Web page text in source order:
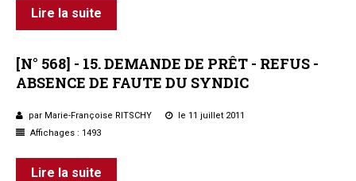
Lire la suite
[N° 568] - 15.DEMANDE DE PRÊT - REFUS -
ABSENCE DE FAUTE DU SYNDIC
par Marie-Françoise RITSCHY
le 11 juillet 2011
Affichages : 1493
Lire la suite